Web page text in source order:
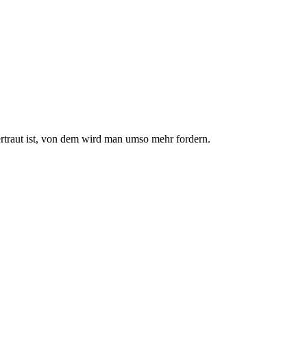
ist, von dem wird man umso mehr fordern.